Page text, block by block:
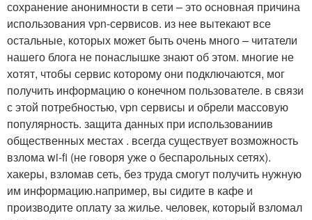
сохранение анонимности в сети – это основная причина
использования vpn-сервисов. из нее вытекают все
остальные, которых может быть очень много – читатели
нашего блога не понаслышке знают об этом. многие не
хотят, чтобы сервис которому они подключаются, мог
получить информацию о конечном пользователе. в связи
с этой потребностью, vpn сервисы и обрели массовую
популярность. защита данных при использованиив
общественных местах . всегда существует возможность
взлома wi-fi (не говоря уже о беспарольных сетях).
хакеры, взломав сеть, без труда смогут получить нужную
им информацию.например, вы сидите в кафе и
производите оплату за жилье. человек, который взломал